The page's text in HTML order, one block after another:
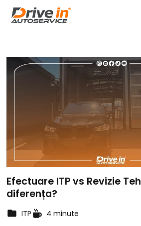
Efectuare ITP vs Revizie
diferența?
ITP
4 minute